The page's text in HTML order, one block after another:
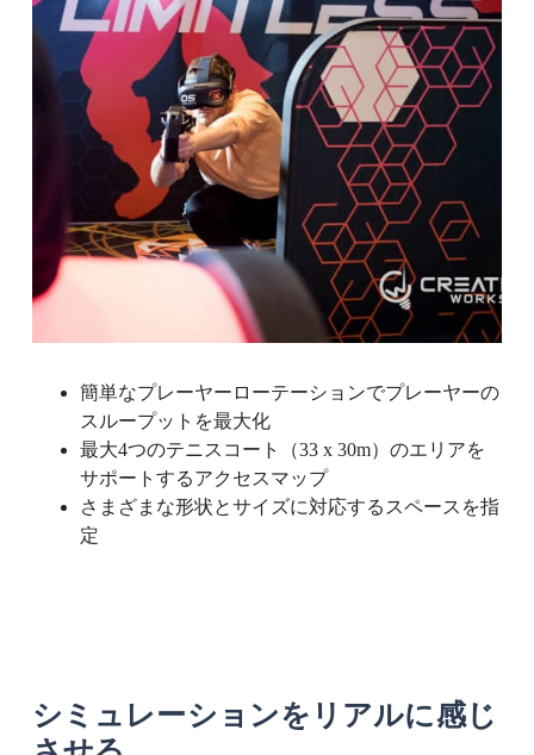
簡単なプレーヤーローテーションでプレーヤーの
スループットを最大化
最大4つのテニスコート（33 x 30m）のエリアを
サポートするアクセスマップ
さまざまな形状とサイズに対応するスペースを指
定
シミュレーションをリアルに感じ